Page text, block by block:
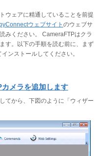
ウェアに精通していることを前提
ウェブサイト のウェブサ
みください。 CameraFTPはクラ
す。以下の手順を読む前に、まず
ンストールしてください。
メラを追加します
てから、下図のように「ウィザー